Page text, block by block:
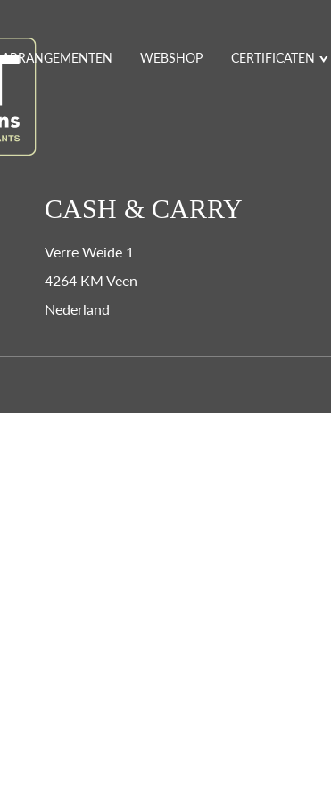
ARRANGEMENTEN WEBSHOP CERTIFICATEN
CASH & CARRY
Verre Weide 1
4264 KM Veen
Nederland